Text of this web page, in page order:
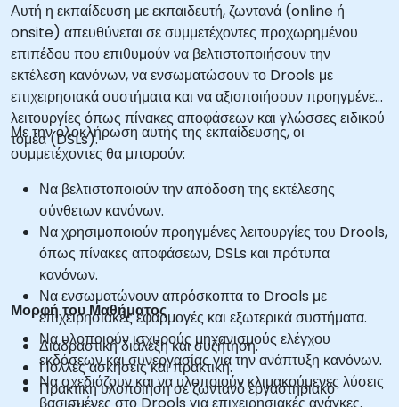
Αυτή η εκπαίδευση με εκπαιδευτή, ζωντανά (online ή
onsite) απευθύνεται σε συμμετέχοντες προχωρημένου
επιπέδου που επιθυμούν να βελτιστοποιήσουν την
εκτέλεση κανόνων, να ενσωματώσουν το Drools με
επιχειρησιακά συστήματα και να αξιοποιήσουν προηγμένες
λειτουργίες όπως πίνακες αποφάσεων και γλώσσες ειδικού
τομέα (DSLs).
Με την ολοκλήρωση αυτής της εκπαίδευσης, οι
συμμετέχοντες θα μπορούν:
Να βελτιστοποιούν την απόδοση της εκτέλεσης
σύνθετων κανόνων.
Να χρησιμοποιούν προηγμένες λειτουργίες του Drools,
όπως πίνακες αποφάσεων, DSLs και πρότυπα
κανόνων.
Να ενσωματώνουν απρόσκοπτα το Drools με
επιχειρησιακές εφαρμογές και εξωτερικά συστήματα.
Να υλοποιούν ισχυρούς μηχανισμούς ελέγχου
εκδόσεων και συνεργασίας για την ανάπτυξη κανόνων.
Να σχεδιάζουν και να υλοποιούν κλιμακούμενες λύσεις
Μορφή του Μαθήματος
Διαδραστική διάλεξη και συζήτηση.
Πολλές ασκήσεις και πρακτική.
Πρακτική υλοποίηση σε ζωντανό εργαστηριακό